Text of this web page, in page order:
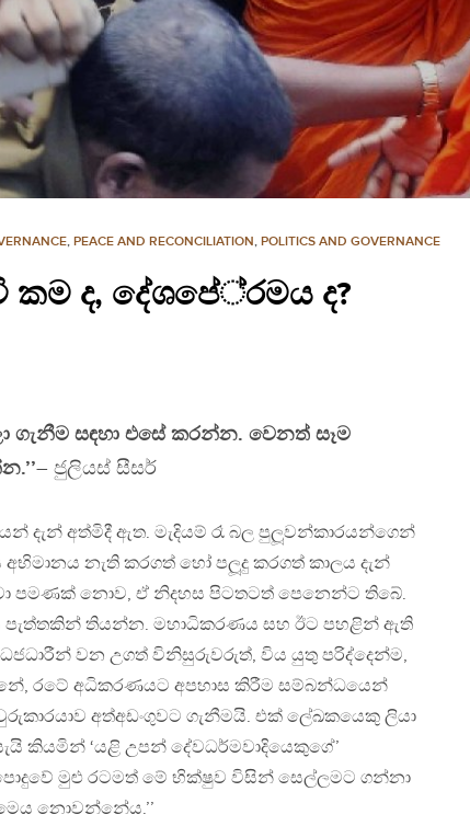
, PEACE AND RECONCILIATION, POLITICS AND GOVERNANCE
කම ද, දේශපේ‍්‍රමය ද?
ගැනීම සඳහා එසේ කරන්න. වෙනත් සෑම
– ජුලියස් සීසර්
දැන් අත්මිදී ඇත. මැදියම් රෑ බල පුලූවන්කාරයන්ගෙන්
නැති කරගත් හෝ පලූදු කරගත් කාලය දැන්
පමණක් නොව, ඒ නිදහස පිටතටත් පෙනෙන්ට තිබේ.
පැත්තකින් තියන්න. මහාධිකරණය සහ ඊට පහළින් ඇති
වන උගත් විනිසුරුවරුත්, විය යුතු පරිද්දෙන්ම,
රටේ අධිකරණයට අපහාස කිරීම සම්බන්ධයෙන්
අත්අඩංගුවට ගැනීමයි. එක් ලේඛකයෙකු ලියා
කියමින් ‘යළි උපන් දේවධර්මවාදියෙකුගේ’
මුළු රටමත් මේ භික්ෂුව විසින් සෙල්ලමට ගන්නා
නොවන්නේය.’’